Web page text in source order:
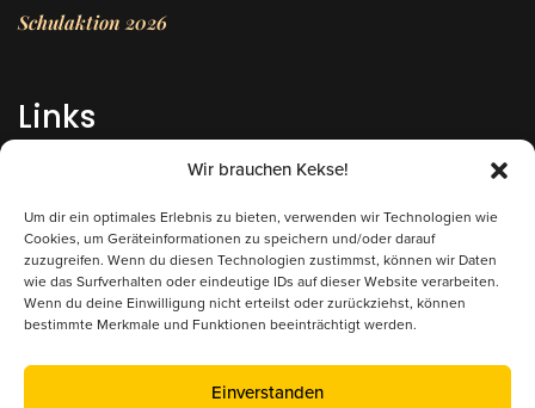
Wir brauchen Kekse!
Um dir ein optimales Erlebnis zu bieten, verwenden wir Technologien wie
Cookies, um Geräteinformationen zu speichern und/oder darauf
zuzugreifen. Wenn du diesen Technologien zustimmst, können wir Daten
wie das Surfverhalten oder eindeutige IDs auf dieser Website verarbeiten.
Wenn du deine Einwilligung nicht erteilst oder zurückziehst, können
bestimmte Merkmale und Funktionen beeinträchtigt werden.
Einverstanden
Schulaktion 2026
Links
Datenschutz
Kontakt/Anfrage
Supported by